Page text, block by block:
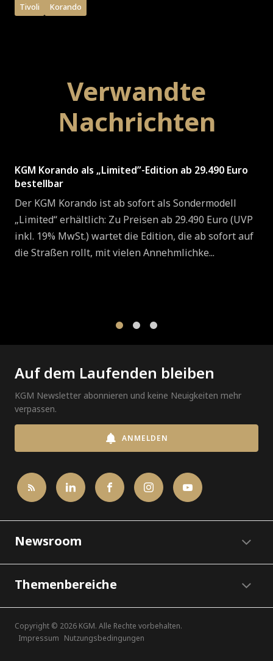
Tivoli Korando
Verwandte
Nachrichten
KGM Korando als „Limited”-Edition ab 29.490 Euro
bestellbar
Der KGM Korando ist ab sofort als Sondermodell
„Limited“ erhältlich: Zu Preisen ab 29.490 Euro (UVP
inkl. 19% MwSt.) wartet die Edition, die ab sofort auf
die Straßen rollt, mit vielen Annehmlichke...
Auf dem Laufenden bleiben
KGM Newsletter abonnieren und keine Neuigkeiten mehr
verpassen.
ANMELDEN
Newsroom
Themenbereiche
Copyright © 2026 KGM. Alle Rechte vorbehalten.
Impressum Nutzungsbedingungen